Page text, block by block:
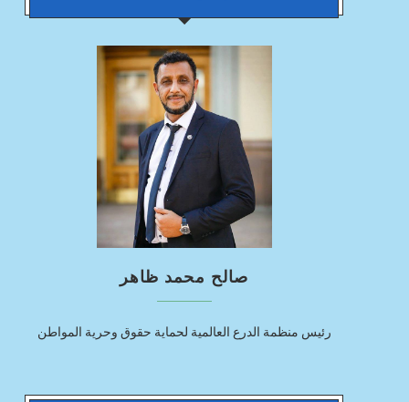
صالح محمد ظاهر
رئيس منظمة الدرع العالمية لحماية حقوق وحرية المواطن